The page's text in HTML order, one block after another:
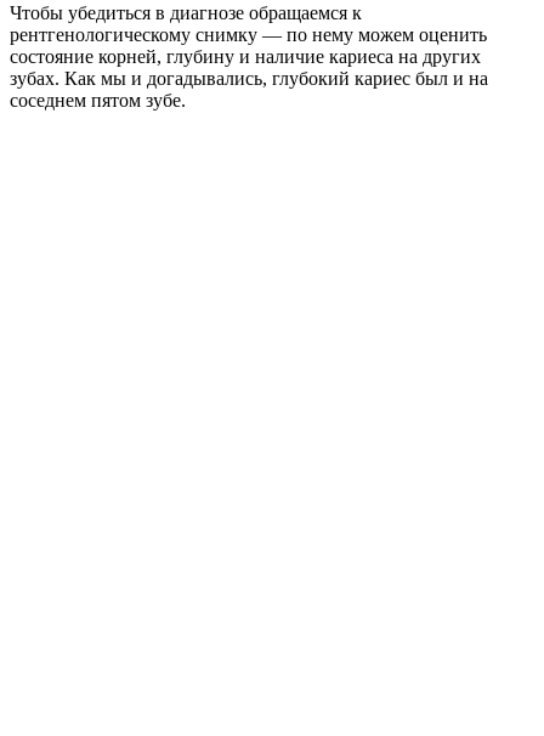
Чтобы убедиться в диагнозе обращаемся к
рентгенологическому снимку — по нему можем оценить
состояние корней, глубину и наличие кариеса на других
зубах. Как мы и догадывались, глубокий кариес был и на
соседнем пятом зубе.